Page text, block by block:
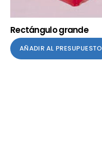
Rectángulo grande
AÑADIR AL PRESUPUESTO